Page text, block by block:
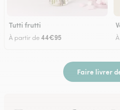
Tutti frutti
À partir de44€95
Faire livrer